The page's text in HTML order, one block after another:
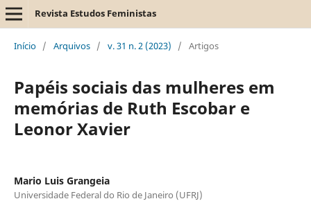
Revista Estudos Feministas
Início / Arquivos / v. 31 n. 2 (2023) / Artigos
Papéis sociais das mulheres em
memórias de Ruth Escobar e
Leonor Xavier
Mario Luis Grangeia
Universidade Federal do Rio de Janeiro (UFRJ)